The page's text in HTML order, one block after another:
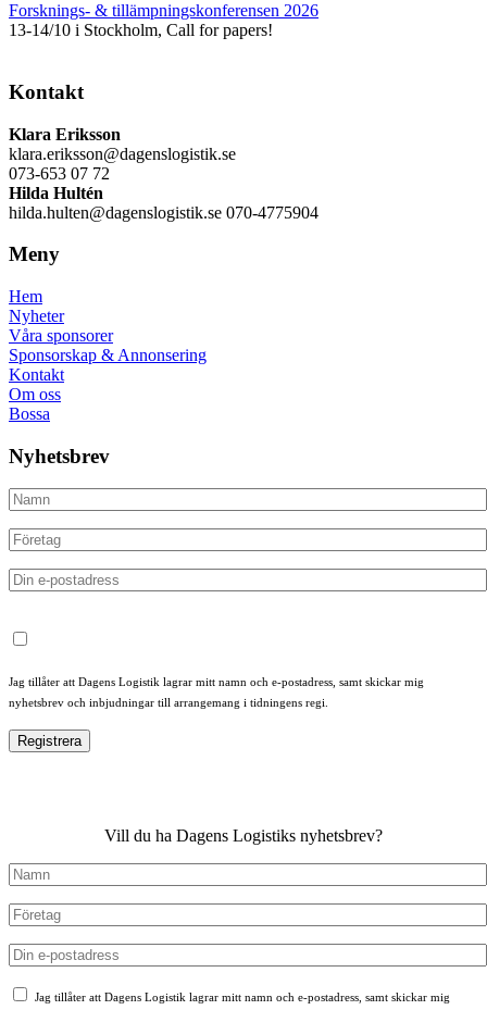
Forsknings- & tillämpningskonferensen 2026
13-14/10 i Stockholm, Call for papers!
Kontakt
Klara Eriksson
klara.eriksson@dagenslogistik.se
073-653 07 72
Hilda Hultén
hilda.hulten@dagenslogistik.se 070-4775904
Meny
Hem
Nyheter
Våra sponsorer
Sponsorskap & Annonsering
Kontakt
Om oss
Bossa
Nyhetsbrev
Jag tillåter att Dagens Logistik lagrar mitt namn och e-postadress, samt skickar mig
nyhetsbrev och inbjudningar till arrangemang i tidningens regi.
Vill du ha Dagens Logistiks nyhetsbrev?
Jag tillåter att Dagens Logistik lagrar mitt namn och e-postadress, samt skickar mig